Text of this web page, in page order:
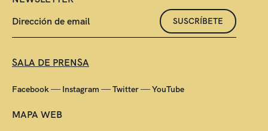
SUSCRÍBETE
SALA DE PRENSA
Facebook—Instagram —Twitter—YouTube
MAPA WEB